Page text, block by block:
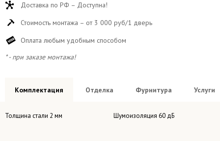
Доставка по РФ – Доступна!
Стоимость монтажа – от 3 000 руб/1 дверь
Оплата любым удобным способом
* - при заказе монтажа!
Комплектация Отделка Фурнитура Услуги
Толщина стали 2 мм Шумоизоляция 60 дБ